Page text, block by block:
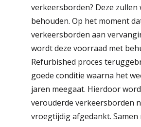
verkeersborden? Deze zullen
behouden. Op het moment
verkeersborden aan
wordt deze voorraad met
Refurbished proces
goede conditie waarna het
jaren meegaat. Hierdoor
verouderde verkeersborden
vroegtijdig afgedankt. Samen